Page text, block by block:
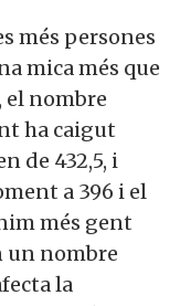
més persones
mica més que
el nombre
ha caigut
de 432,5, i
a 396 i el
més gent
un nombre
la